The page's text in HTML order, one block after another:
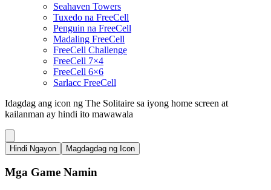
Seahaven Towers
Tuxedo na FreeCell
Penguin na FreeCell
Madaling FreeCell
FreeCell Challenge
FreeCell 7×4
FreeCell 6×6
Sarlacc FreeCell
Idagdag ang icon ng The Solitaire sa iyong home screen at
kailanman ay hindi ito mawawala
Hindi Ngayon Magdagdag ng Icon
Mga Game Namin